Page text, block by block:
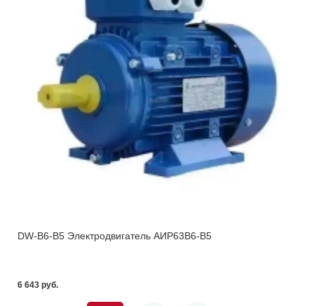
DW-B6-B5 Электродвигатель АИР63В6-В5
6 643 pуб.